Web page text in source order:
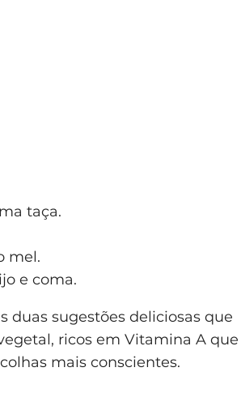
taça.
mel.
e coma.
duas sugestões deliciosas que
ricos em Vitamina A que
mais conscientes.